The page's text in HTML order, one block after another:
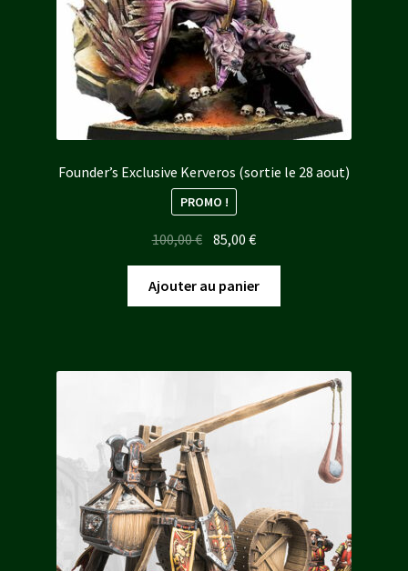
Founder’s Exclusive Kerveros (sortie le 28 aout)
PROMO !
100,00€ Le
initial
était :
85,00€Le
actuel
est :
Ajouter au panier